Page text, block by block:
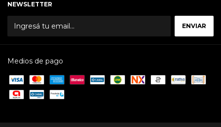
NEWSLETTER
Medios de pago